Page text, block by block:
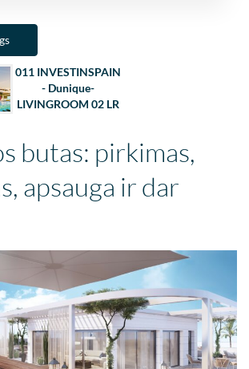
011 INVESTINSPAIN
- Dunique-
LIVINGROOM 02 LR
butas: pirkimas,
apsauga ir dar